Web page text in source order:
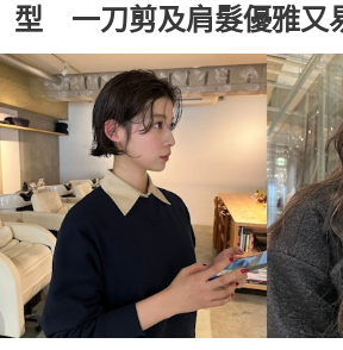
型 一刀剪及肩髮優雅又